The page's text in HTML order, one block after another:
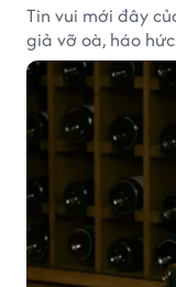
Tin vui mới đây
giả vỡ oà, háo